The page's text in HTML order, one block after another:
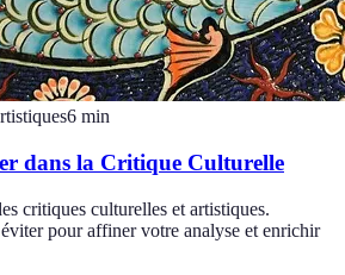
6 min
dans la Critique Culturelle
critiques culturelles et artistiques.
pour affiner votre analyse et enrichir